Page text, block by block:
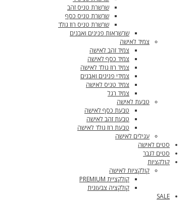
שרשרת טניס זהב
שרשרת טניס כסף
שרשרת טניס רוז גולד
שרשראות פנינים ואבנים
צמיד לאישה
צמיד זהב לאישה
צמיד כסף לאישה
צמיד רוז גולד לאישה
צמידי פנינים ואבנים
צמיד טניס לאישה
צמיד רגל
טבעת לאישה
טבעת כסף לאישה
טבעת זהב לאישה
טבעת רוז גולד לאישה
עגילים לאישה
סטים לאישה
סטים לגבר
קולקציות
קולקציות לאישה
קולקציית PREMIUM
קולקציה צבעונית
SALE